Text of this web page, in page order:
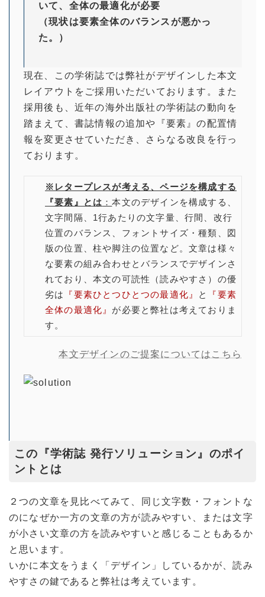
いて、全体の最適化が必要
（現状は要素全体のバランスが悪かっ
た。）
現在、この学術誌では弊社がデザインした本文
レイアウトをご採用いただいております。また
採用後も、近年の海外出版社の学術誌の動向を
踏まえて、書誌情報の追加や『要素』の配置情
報を変更させていただき、さらなる改良を行っ
ております。
※レタープレスが考える、ページを構成する
『要素』とは ：本文のデザインを構成する、
文字間隔、1行あたりの文字量、行間、改行
位置のバランス、フォントサイズ・種類、図
版の位置、柱や脚注の位置など。文章は様々
な要素の組み合わせとバランスでデザインさ
れており、本文の可読性（読みやすさ）の優
劣は
『要素ひとつひとつの最適化』 と
『要素
全体の最適化』 が必要と弊社は考えておりま
す。
本文デザインのご提案についてはこちら
この『学術誌 発行ソリューション』のポイ
ントとは
２つの文章を見比べてみて、同じ文字数・フォントな
のになぜか一方の文章の方が読みやすい、または文字
が小さい文章の方を読みやすいと感じることもあるか
と思います。
いかに本文をうまく「デザイン」しているかが、読み
やすさの鍵であると弊社は考えています。